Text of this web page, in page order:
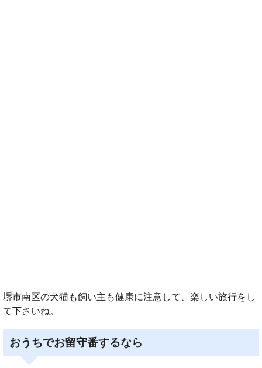
堺市南区の犬猫も飼い主も健康に注意して、楽しい旅行をし
て下さいね。
おうちでお留守番するなら